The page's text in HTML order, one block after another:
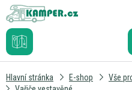
Hlavní stránka E-shop Vše